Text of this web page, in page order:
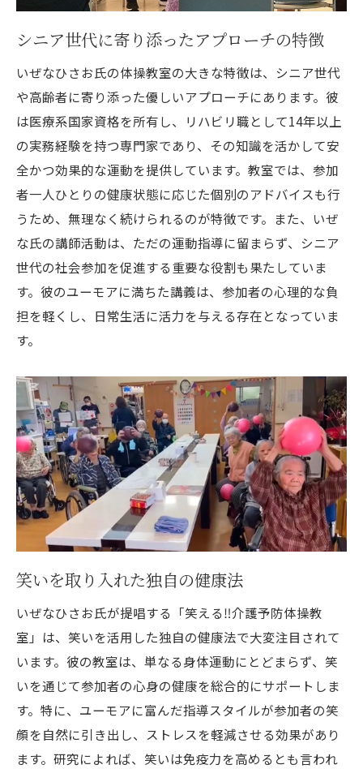
の魅力と活動
沖縄から全国へ広がる健康の輪
いぜなひさお氏の活動が生む地域への貢献
全国のシニアが共感する活動の魅力
彼の活動がもたらす地域の活力
シニア世代を元気にするユニークな方法
シニア世代に寄り添ったアプローチの特徴
いぜなひさお氏の体操教室の大きな特徴は、シニア世代
や高齢者に寄り添った優しいアプローチにあります。彼
は医療系国家資格を所有し、リハビリ職として14年以上
の実務経験を持つ専門家であり、その知識を活かして安
全かつ効果的な運動を提供しています。教室では、参加
者一人ひとりの健康状態に応じた個別のアドバイスも行
うため、無理なく続けられるのが特徴です。また、いぜ
な氏の講師活動は、ただの運動指導に留まらず、シニア
世代の社会参加を促進する重要な役割も果たしていま
す。彼のユーモアに満ちた講義は、参加者の心理的な負
担を軽くし、日常生活に活力を与える存在となっていま
す。
笑いを取り入れた独自の健康法
いぜなひさお氏が提唱する「笑える‼️介護予防体操教
室」は、笑いを活用した独自の健康法で大変注目されて
います。彼の教室は、単なる身体運動にとどまらず、笑
いを通じて参加者の心身の健康を総合的にサポートしま
す。特に、ユーモアに富んだ指導スタイルが参加者の笑
顔を自然に引き出し、ストレスを軽減させる効果があり
ます。研究によれば、笑いは免疫力を高めるとも言われ